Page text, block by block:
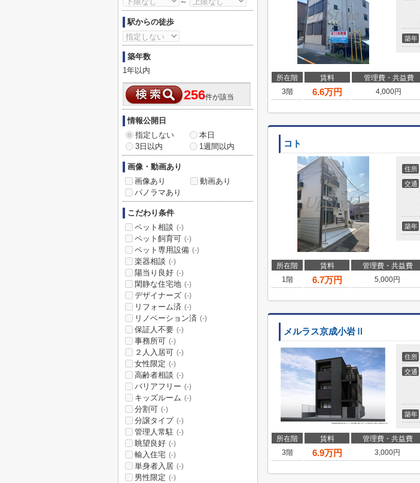
築年
所在階 賃料 管理費・共益費
3階
6.6万円 4,000円
コト
住所
交通
築年
所在階 賃料 管理費・共益費
1階
6.7万円 5,000円
メルラス京成小岩Ⅱ
住所
交通
築年
所在階 賃料 管理費・共益費
3階
6.9万円 3,000円
駅からの徒歩
築年数
1年以内
256件が該当
情報公開日
指定しない
本日
3日以内
1週間以内
画像・動画あり
画像あり
動画あり
パノラマあり
こだわり条件
ペット相談 (-)
ペット飼育可 (-)
ペット専用設備 (-)
楽器相談 (-)
陽当り良好 (-)
閑静な住宅地 (-)
デザイナーズ (-)
リフォーム済 (-)
リノベーション済 (-)
保証人不要 (-)
事務所可 (-)
２人入居可 (-)
女性限定 (-)
高齢者相談 (-)
バリアフリー (-)
キッズルーム (-)
分割可 (-)
分譲タイプ (-)
管理人常駐 (-)
眺望良好 (-)
輸入住宅 (-)
単身者入居 (-)
男性限定 (-)